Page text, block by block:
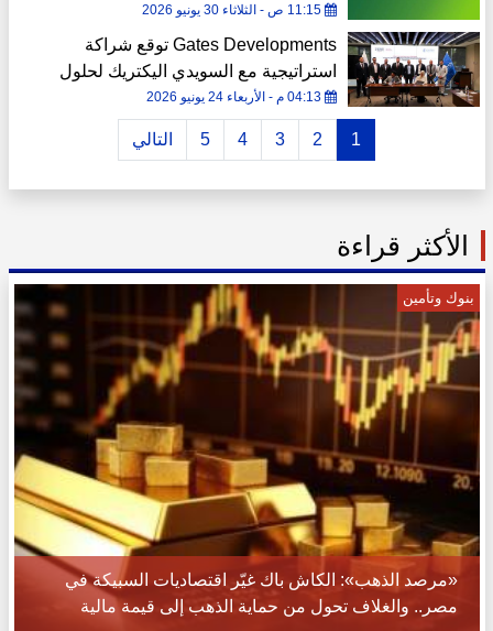
الأراضي بالمتر المربع
11:15 ص - الثلاثاء 30 يونيو 2026
Gates Developments توقع شراكة
استراتيجية مع السويدي اليكتريك لحلول
البناء في مجالات الخدمات الكهربائية و
الميكانيكية
04:13 م - الأربعاء 24 يونيو 2026
1
2
3
4
5 التالي
الأكثر قراءة
بنوك وتأمين
«مرصد الذهب»: الكاش باك غيّر اقتصاديات السبيكة في
مصر.. والغلاف تحول من حماية الذهب إلى قيمة مالية